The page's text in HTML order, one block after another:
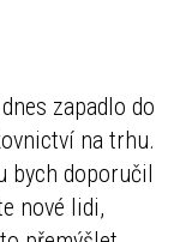
zapadlo do
na trhu.
bych doporučil
nové lidi,